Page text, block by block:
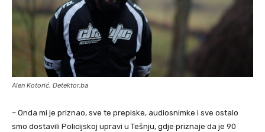
Alen Kotorić. Detektor.ba
– Onda mi je priznao, sve te prepiske, audiosnimke i sve ostalo
smo dostavili Policijskoj upravi u Tešnju, gdje priznaje da je 90